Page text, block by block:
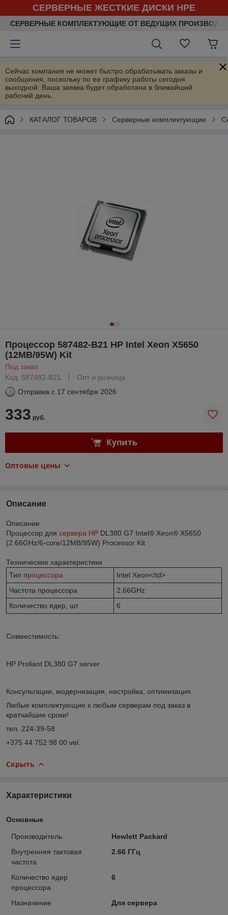
СЕРВЕРНЫЕ ЖЕСТКИЕ ДИСКИ HPE
СЕРВЕРНЫЕ КОМПЛЕКТУЮЩИЕ ОТ ВЕДУЩИХ
Сейчас компания не может быстро обрабатывать заказы и
сообщения, поскольку по ее графику работы сегодня
выходной. Ваша заявка будет обработана в ближайший
рабочий день.
КАТАЛОГ ТОВАРОВ Серверные комплектующие
Процессор 587482-B21 HP Intel Xeon X5650
(12MB/95W) Kit
Под заказ
Код: 587482-B21
Опт и розница
Отправка с 17 сентября 2026
333 руб.
Купить
Оптовые цены
Описание
Описание
Процессор для сервера HP DL380 G7 Intel® Xeon® X5650
(2.66GHz/6-core/12MB/95W) Processor Kit
Технические характеристики
Тип процессора
Intel Xeon</td>
Частота процессора
2.66GHz
Количество ядер, шт
6
Совместимость:
HP Proliant DL380 G7 server
Консультации, модернизация, настройка, оптимизация.
Любые комплектующие к любым серверам под заказ в
кратчайшие сроки!
тел. 224-39-58
+375 44 752 98 00 vel.
Скрыть
Характеристики
Основные
Производитель
Hewlett Packard
Внутренняя тактовая
частота
2.66 ГГц
Количество ядер
процессора
6
Назначение Для сервера